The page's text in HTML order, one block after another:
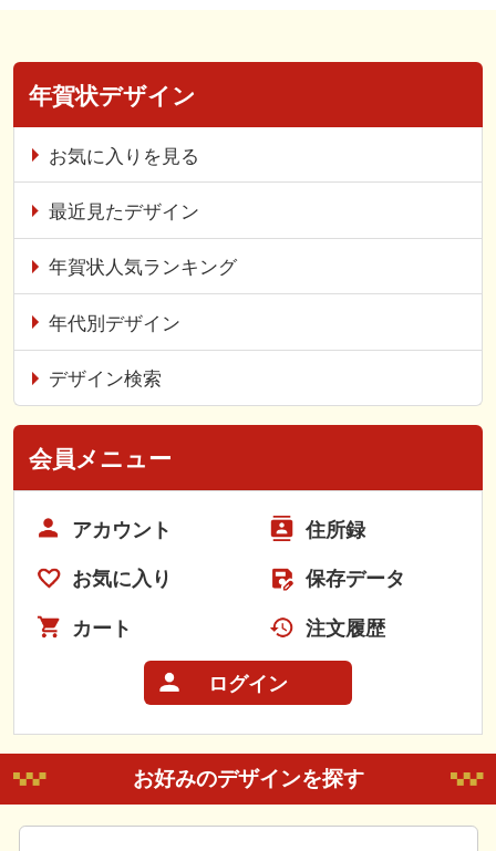
年賀状デザイン
お気に入りを見る
最近見たデザイン
年賀状人気ランキング
年代別デザイン
デザイン検索
会員メニュー
アカウント 住所録
お気に入り 保存データ
カート 注文履歴
ログイン
お好みのデザインを探す